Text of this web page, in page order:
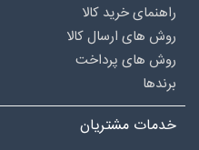
راهنمای خرید کالا
روش های ارسال کالا
روش های پرداخت
برندها
خدمات مشتریان